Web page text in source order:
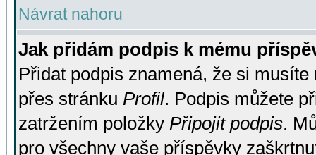
Návrat nahoru
Jak přidám podpis k mému
Přidat podpis znamená, že si
přes stránku Profil. Podpis můžete
zatržením položky Připojit podpis.
pro všechny vaše příspěvky